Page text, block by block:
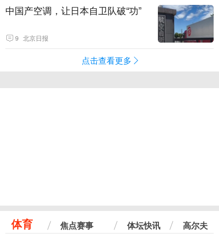
中国产空调，让日本自卫队破“功”
9 北京日报
点击查看更多
体育 焦点赛事 体坛快讯 高尔夫